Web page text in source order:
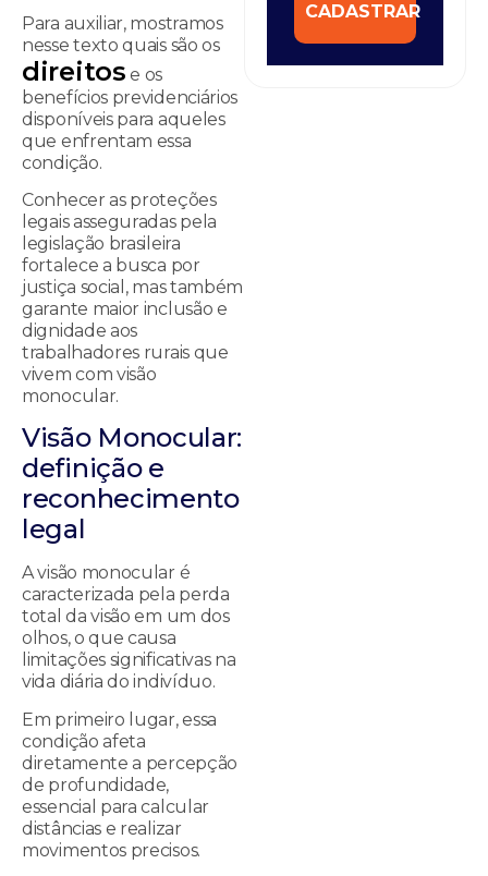
Para auxiliar, mostramos
nesse texto quais são os
direitos e os
benefícios previdenciários
disponíveis para aqueles
que enfrentam essa
condição.
Conhecer as proteções
legais asseguradas pela
legislação brasileira
fortalece a busca por
justiça social, mas também
garante maior inclusão e
dignidade aos
trabalhadores rurais que
vivem com visão
monocular.
Visão Monocular:
definição e
reconhecimento
legal
A visão monocular é
caracterizada pela perda
total da visão em um dos
olhos, o que causa
limitações significativas na
vida diária do indivíduo.
Em primeiro lugar, essa
condição afeta
diretamente a percepção
de profundidade,
essencial para calcular
distâncias e realizar
movimentos precisos.
CADASTRAR